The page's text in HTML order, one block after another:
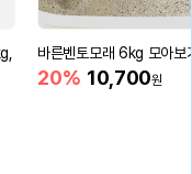
바른벤토모래 6kg 모아보기
20% 10,700원